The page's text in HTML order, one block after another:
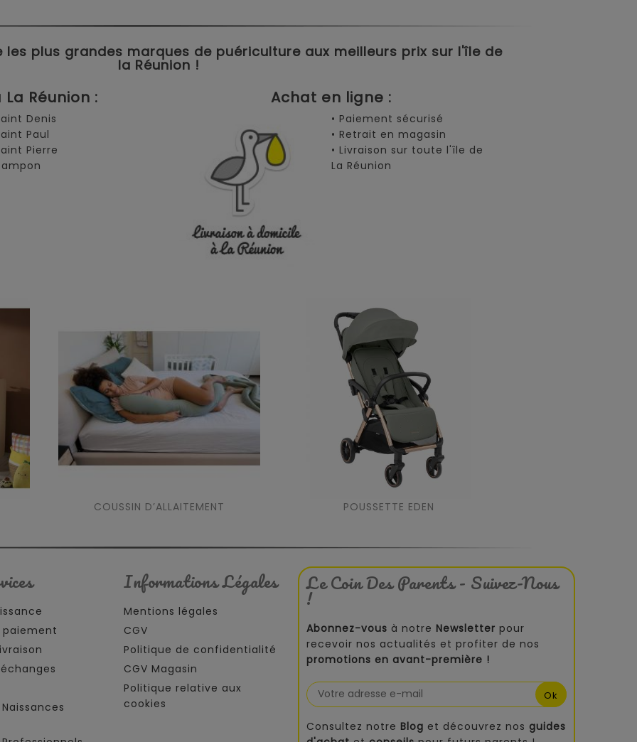
les plus grandes marques de puériculture aux meilleurs prix sur l'île de
la Réunion !
Réunion : Achat en ligne :
Denis
Paul
Pierre
• Paiement sécurisé
• Retrait en magasin
• Livraison sur toute l'île de
La Réunion
COUSSIN D’ALLAITEMENT POUSSETTE EDEN
paiement
Informations Légales
Mentions légales
CGV
Politique de confidentialité
CGV Magasin
Politique relative aux
cookies
Le Coin Des Parents - Suivez-Nous
!
Abonnez-vous à notre Newsletter pour
recevoir nos actualités et profiter de nos
promotions en avant-première !
Consultez notre Blog et découvrez nos guides